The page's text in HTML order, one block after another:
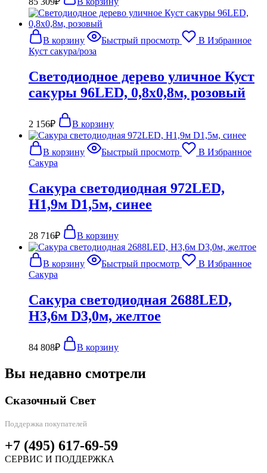
В корзину Быстрый просмотр
В Избранное
Куст сакура/роза
Светодиодное дерево уличное Куст
сакуры 96LED, 0,8х0,8м, розовый
2 156₽ В корзину
В корзину Быстрый просмотр
В Избранное
Сакура
Сакура светодиодная 972LED,
H1,9м D1,5м, синее
28 716₽ В корзину
В корзину Быстрый просмотр
В Избранное
Сакура
Сакура светодиодная 2688LED,
H3,6м D3,0м, желтое
84 808₽ В корзину
Вы недавно смотрели
Сказочный Свет
Поддержка покупателей
+7 (495) 617-69-59
СЕРВИС И ПОДДЕРЖКА